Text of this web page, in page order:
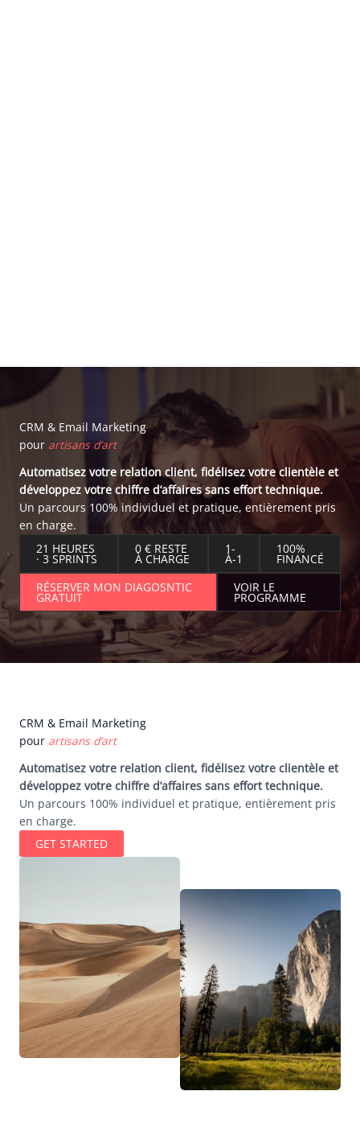
CRM & Email Marketing
pour artisans d’art
Automatisez votre relation client, fidélisez votre clientèle et
développez votre chiffre d’affaires sans effort technique.
Un parcours 100% individuel et pratique, entièrement pris
en charge.
21 HEURES
· 3 SPRINTS
0 € RESTE
À CHARGE
1-
À-1
100%
FINANCÉ
RÉSERVER MON DIAGOSNTIC
GRATUIT
VOIR LE
PROGRAMME
CRM & Email Marketing
pour artisans d’art
Automatisez votre relation client, fidélisez votre clientèle et
développez votre chiffre d’affaires sans effort technique.
Un parcours 100% individuel et pratique, entièrement pris
en charge.
GET STARTED